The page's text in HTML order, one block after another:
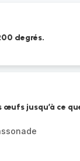
degrés.
œufs jusqu’à ce